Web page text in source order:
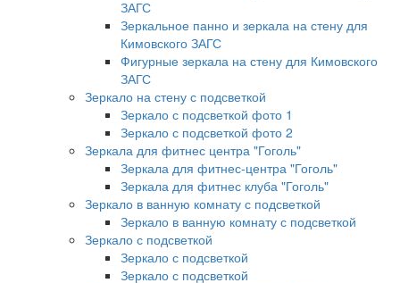
ЗАГС
Зеркальное панно и зеркала на стену для
Кимовского ЗАГС
Фигурные зеркала на стену для Кимовского
ЗАГС
Зеркало на стену с подсветкой
Зеркало с подсветкой фото 1
Зеркало с подсветкой фото 2
Зеркала для фитнес центра "Гоголь"
Зеркала для фитнес-центра "Гоголь"
Зеркала для фитнес клуба "Гоголь"
Зеркало в ванную комнату с подсветкой
Зеркало в ванную комнату с подсветкой
Зеркало с подсветкой
Зеркало с подсветкой
Зеркало с подсветкой